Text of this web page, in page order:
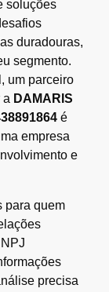
soluções
duradouras,
segmento.
um parceiro
a DAMARIS
é
empresa
e
para quem
precisa